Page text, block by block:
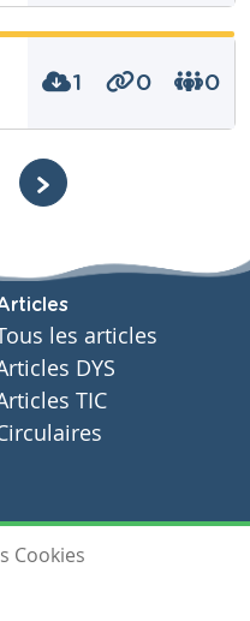
1 0 0
les articles
DYS
TIC
Cookies